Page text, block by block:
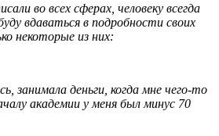
во всех сферах, человеку всегда
вдаваться в подробности своих
некоторые из них:
занимала деньги, когда мне чего-то
академии у меня был минус 70